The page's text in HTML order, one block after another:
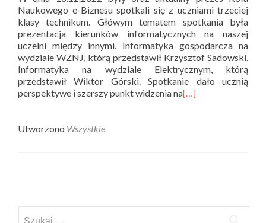
Naukowego e-Biznesu spotkali się z uczniami trzeciej
klasy technikum. Główym tematem spotkania była
prezentacja kierunków informatycznych na naszej
uczelni między innymi. Informatyka gospodarcza na
wydziale WZNJ, którą przedstawił Krzysztof Sadowski.
Informatyka na wydziale Elektrycznym, którą
przedstawił Wiktor Górski. Spotkanie dało ucznią
perspektywe i szerszy punkt widzenia na[…]
Utworzono Wszystkie
navigation